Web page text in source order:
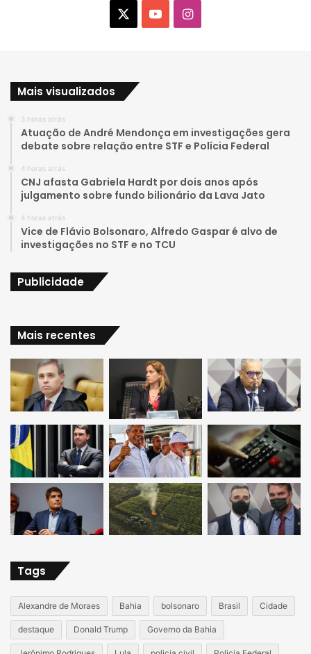
b
e
I
a
g
r
m
Mais visualizados
3 horas atrás
Atuação de André Mendonça em investigações gera
debate sobre relação entre STF e Polícia Federal
4 horas atrás
CNJ afasta Gabriela Hardt por dois anos após
julgamento sobre fundo bilionário da Lava Jato
4 horas atrás
Vice de Flávio Bolsonaro, Alfredo Gaspar é alvo de
investigações no STF e no TCU
Publicidade
Mais recentes
Tags
Alexandre de Moraes Bahia bolsonaro Brasil Cidade
destaque Donald Trump Governo da Bahia